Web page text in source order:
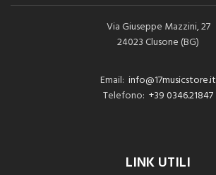
Via Giuseppe Mazzini, 27
24023 Clusone (BG)
Email: info@17musicstore.it
Telefono: +39 0346.21847
LINK UTILI